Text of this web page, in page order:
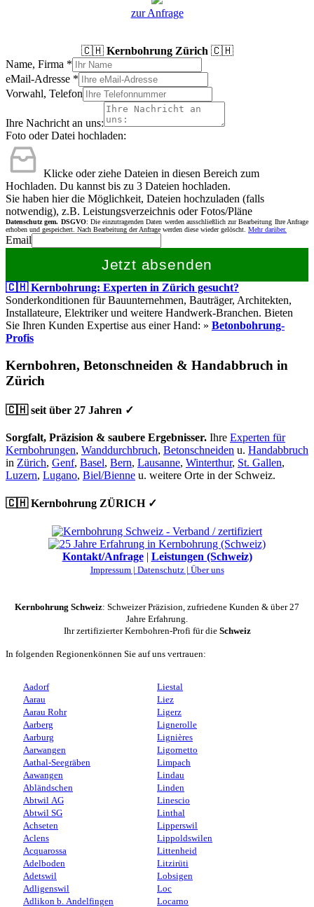
zur Anfrage
🇨🇭 Kernbohrung Zürich 🇨🇭
Name, Firma *
eMail-Adresse *
Vorwahl, Telefon
Ihre Nachricht an uns:
Foto oder Datei hochladen:
Klicke oder ziehe Dateien in diesen Bereich zum
Hochladen. Du kannst bis zu 3 Dateien hochladen.
Sie haben hier die Möglichkeit, Dateien hochzuladen (falls
notwendig), z.B. Leistungsverzeichnis oder Fotos/Pläne
Datenschutz gem. DSGVO: Die einzutragenden Daten werden ausschließlich zur Bearbeitung Ihre Anfrage
erhoben und gespeichert. Nach Bearbeitung der Anfrage werden diese wieder gelöscht. Mehr darüber.
Email
Jetzt absenden
🇨🇭 Kernbohrung: Experten in Zürich gesucht?
Sonderkonditionen für Bauunternehmen, Bauträger, Architekten,
Installateure, Elektriker und weitere Handwerk-Branchen. Bieten
Sie Ihren Kunden Expertise aus einer Hand: » Betonbohrung-
Profis
Kernbohren, Betonschneiden & Handabbruch in
Zürich
🇨🇭 seit über 27 Jahren ✓
Sorgfalt, Präzision & saubere Ergebnisser. Ihre Experten für
Kernbohrungen, Wanddurchbruch, Betonschneiden u. Handabbruch
in Zürich, Genf, Basel, Bern, Lausanne, Winterthur, St. Gallen,
Luzern, Lugano, Biel/Bienne u. weitere Orte in der Schweiz.
🇨🇭 Kernbohrung ZÜRICH ✓
Kontakt/Anfrage| Leistungen (Schweiz)
Impressum | Datenschutz | Über uns
Kernbohrung Schweiz: Schweizer Präzision, zufriedene Kunden & über 27
Jahre Erfahrung.
Ihr zertifizierter Kernbohren-Profi für die Schweiz
In folgenden Regionenkönnen Sie auf uns vertrauen:
Aadorf
Aarau
Aarau Rohr
Aarberg
Aarburg
Aarwangen
Aathal-Seegräben
Aawangen
Abländschen
Abtwil AG
Abtwil SG
Achseten
Aclens
Acquarossa
Adelboden
Adetswil
Adligenswil
Adlikon b. Andelfingen
Liestal
Liez
Ligerz
Lignerolle
Lignières
Ligornetto
Limpach
Lindau
Linden
Linescio
Linthal
Lipperswil
Lippoldswilen
Littenheid
Litzirüti
Lobsigen
Loc
Locarno